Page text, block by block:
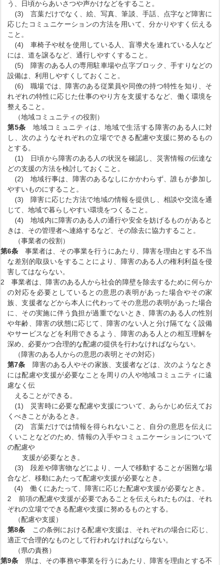
う、日頃からあいさつや声かけなどをすること。
(3) 言葉だけでなく、絵、写真、筆談、手話、点字など障害に
応じたコミュニケーションの方法を用いて、分かりやすく伝える
こと。
(4) 車椅子や杖を使用している人、盲導犬を連れている人など
には、道を譲るなど、通行しやすくすること。
(5) 障害のある人の専用駐車場や点字ブロック、手すりなどの
設備は、利用しやすくしておくこと。
(6) 職場では、障害のある従業員や同僚の持つ特性を知り、そ
れぞれの特性に応じた仕事のやり方を支援するなど、働く環境を
整えること。
（地域コミュニティの役割）
第5条 地域コミュニティは、地域で生活する障害のある人に対
し、次のようなそれぞれの立場でできる配慮や支援に努めるもの
とする。
(1) 日頃から障害のある人の状況を確認し、災害情報の伝達な
どの支援の方法を検討しておくこと。
(2) 地域行事は、障害のあるなしにかかわらず、誰もが参加し
やすいものにすること。
(3) 障害に応じた方法で地域の情報を提供し、相談や交流を通
じて、地域で暮らしやすい環境をつくること。
(4) 地域内に障害のある人の通行や安全を妨げるものがあると
きは、その管理者へ連絡するなど、その除去に協力すること。
（事業者の役割）
第6条事業者は、その事業を行うにあたり、障害を理由とする不当
な差別的取扱いをすることにより、障害のある人の権利利益を侵
害してはならない。
2 事業者は、障害のある人から社会的障壁を除去するために何らか
の対応を必要としているとの意思の表明があった場合やその家
族、支援者などから本人に代わってその意思の表明があった場合
に、その実施に伴う負担が過重でないとき、障害のある人の性別
や年齢、障害の状態に応じて、障害のない人と分け隔てなく設備
やサービスなどを利用できるよう、障害のある人との相互理解を
深め、必要かつ合理的な配慮の提供を行わなければならない。
（障害のある人からの意思の表明とその対応）
第7条 障害のある人やその家族、支援者などは、次のようなとき
には配慮や支援が必要なことを周りの人や地域コミュニティに遠
慮なく伝
えることができる。
(1) 災害時に必要な配慮や支援について、あらかじめ伝えてお
くべきことがあるとき。
(2) 言葉だけでは情報を得られないこと、自分の意思を伝えに
くいことなどのため、情報の入手やコミュニケーションについて
の配慮や
支援が必要なとき。
(3) 段差や障害物などにより、一人で移動することが困難な場
合など、移動にあたって配慮や支援が必要なとき。
(4) 働くにあたって、障害に応じた配慮や支援が必要なとき。
2 前項の配慮や支援が必要であることを伝えられたものは、それ
ぞれの立場でできる配慮や支援に努めるものとする。
（配慮や支援）
第8条 この条例における配慮や支援は、それぞれの場合に応じ、
適正で合理的なものとして行われなければならない。
（県の責務）
第9条県は、その事務や事業を行うにあたり、障害を理由とする不